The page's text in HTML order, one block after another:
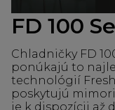
FD 100
Chladničky FD
ponúkajú to
technológií
poskytujú
je k dispozícii až